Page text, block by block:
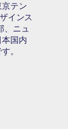
テン
インス
、ニュ
国内
。